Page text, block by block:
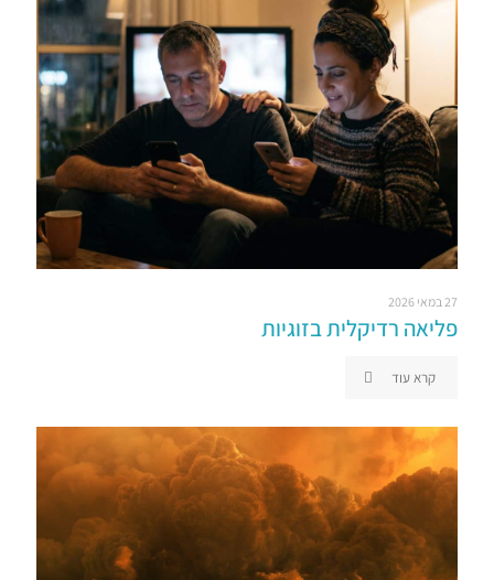
27 במאי 2026
פליאה רדיקלית בזוגיות
קרא עוד